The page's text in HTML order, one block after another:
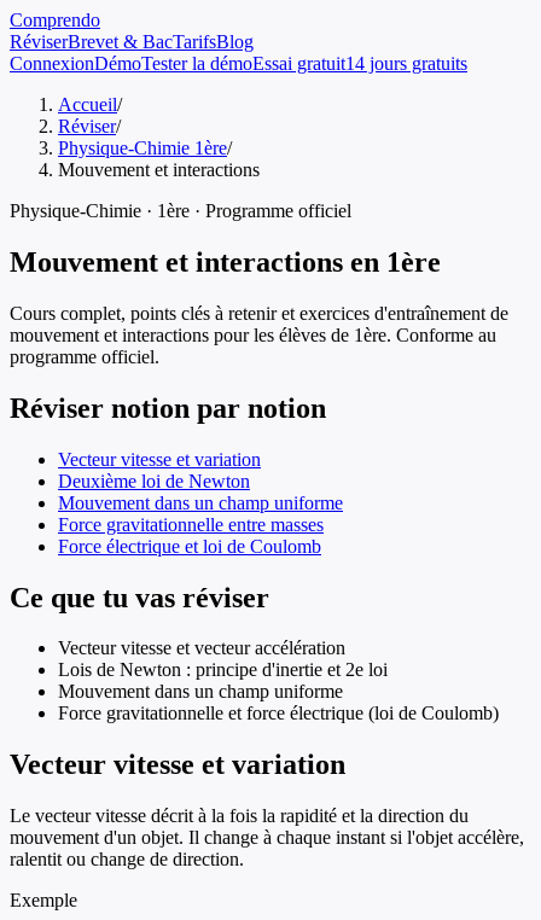
Comprendo
RéviserBrevet & BacTarifsBlog
ConnexionDémoTester la démoEssai gratuit14 jours gratuits
Accueil/
Réviser/
Physique-Chimie 1ère/
Mouvement et interactions
Physique-Chimie · 1ère · Programme officiel
Mouvement et interactions en 1ère
Cours complet, points clés à retenir et exercices d'entraînement de
mouvement et interactions pour les élèves de 1ère. Conforme au
programme officiel.
Réviser notion par notion
Vecteur vitesse et variation
Deuxième loi de Newton
Mouvement dans un champ uniforme
Force gravitationnelle entre masses
Force électrique et loi de Coulomb
Ce que tu vas réviser
Vecteur vitesse et vecteur accélération
Lois de Newton : principe d'inertie et 2e loi
Mouvement dans un champ uniforme
Force gravitationnelle et force électrique (loi de Coulomb)
Vecteur vitesse et variation
Le vecteur vitesse décrit à la fois la rapidité et la direction du
mouvement d'un objet. Il change à chaque instant si l'objet accélère,
ralentit ou change de direction.
Exemple